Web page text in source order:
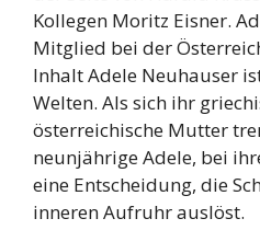
Kollegen Moritz Eisner.
Mitglied bei der
Inhalt Adele Neuhauser
Welten. Als sich ihr
österreichische Mutter
neunjährige Adele, bei
eine Entscheidung, die
inneren Aufruhr auslöst.